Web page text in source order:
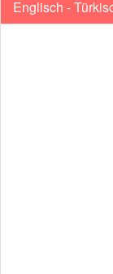
Englisch -